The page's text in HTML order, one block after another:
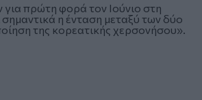
πρώτη φορά τον Ιούνιο στη
η ένταση μεταξύ των δύο
της κορεατικής χερσονήσου».